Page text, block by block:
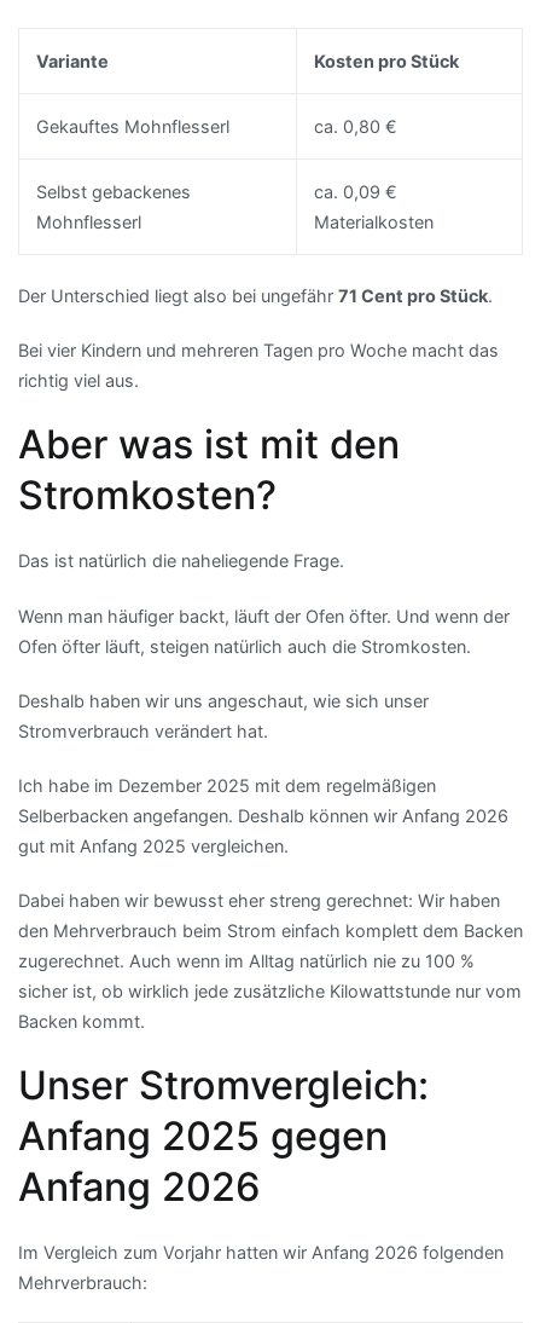
Variante Kosten pro Stück
Gekauftes Mohnflesserl ca. 0,80 €
Selbst gebackenes
Mohnflesserl
ca. 0,09 €
Materialkosten
Der Unterschied liegt also bei ungefähr 71 Cent pro Stück.
Bei vier Kindern und mehreren Tagen pro Woche macht das
richtig viel aus.
Aber was ist mit den
Stromkosten?
Das ist natürlich die naheliegende Frage.
Wenn man häufiger backt, läuft der Ofen öfter. Und wenn der
Ofen öfter läuft, steigen natürlich auch die Stromkosten.
Deshalb haben wir uns angeschaut, wie sich unser
Stromverbrauch verändert hat.
Ich habe im Dezember 2025 mit dem regelmäßigen
Selberbacken angefangen. Deshalb können wir Anfang 2026
gut mit Anfang 2025 vergleichen.
Dabei haben wir bewusst eher streng gerechnet: Wir haben
den Mehrverbrauch beim Strom einfach komplett dem Backen
zugerechnet. Auch wenn im Alltag natürlich nie zu 100 %
sicher ist, ob wirklich jede zusätzliche Kilowattstunde nur vom
Backen kommt.
Unser Stromvergleich:
Anfang 2025 gegen
Anfang 2026
Im Vergleich zum Vorjahr hatten wir Anfang 2026 folgenden
Mehrverbrauch: